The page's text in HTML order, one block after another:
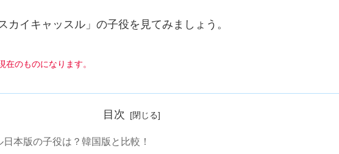
カイキャッスル」の子役を見てみましょう。
のものになります。
目次
本版の子役は？韓国版と比較！